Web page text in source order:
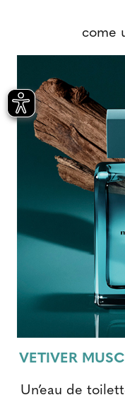
come
VETIVER
Un’eau de